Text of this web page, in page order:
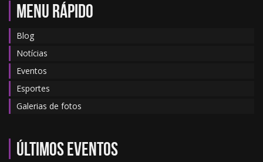
MENU RÁPIDO
Blog
Notícias
Eventos
Esportes
Galerias de fotos
Últimos eventos